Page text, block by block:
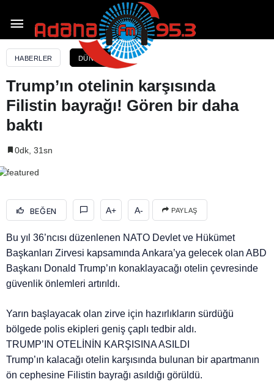
HABERLER DÜNYA
Trump’ın otelinin karşısında
Filistin bayrağı! Gören bir daha
baktı
0dk, 31sn
BEĞEN A+ A- PAYLAŞ
Bu yıl 36’ncısı düzenlenen NATO Devlet ve Hükümet
Başkanları Zirvesi kapsamında Ankara’ya gelecek olan ABD
Başkanı Donald Trump’ın konaklayacağı otelin çevresinde
güvenlik önlemleri artırıldı.
Yarın başlayacak olan zirve için hazırlıkların sürdüğü
bölgede polis ekipleri geniş çaplı tedbir aldı.
TRUMP’IN OTELİNİN KARŞISINA ASILDI
Trump’ın kalacağı otelin karşısında bulunan bir apartmanın
ön cephesine Filistin bayrağı asıldığı görüldü.
Trump’ın otelinin karşısında Filistin bayrağı! Gören
bir daha baktı